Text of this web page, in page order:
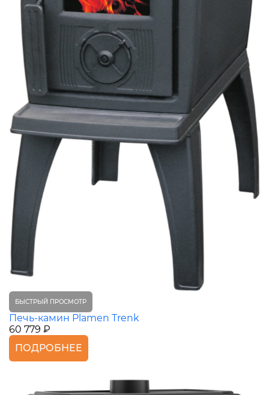
БЫСТРЫЙ ПРОСМОТР
Печь-камин Plamen Trenk
60 779 ₽
ПОДРОБНЕЕ